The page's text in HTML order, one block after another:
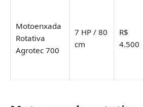
Motoenxada
Rotativa
Agrotec 700
7 HP / 80
cm
R$
4.500